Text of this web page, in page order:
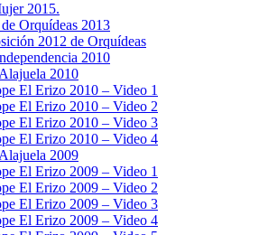
2015.
Orquídeas 2013
2012 de Orquídeas
2010
2010
El Erizo 2010 – Video 1
El Erizo 2010 – Video 2
El Erizo 2010 – Video 3
El Erizo 2010 – Video 4
2009
El Erizo 2009 – Video 1
El Erizo 2009 – Video 2
El Erizo 2009 – Video 3
El Erizo 2009 – Video 4